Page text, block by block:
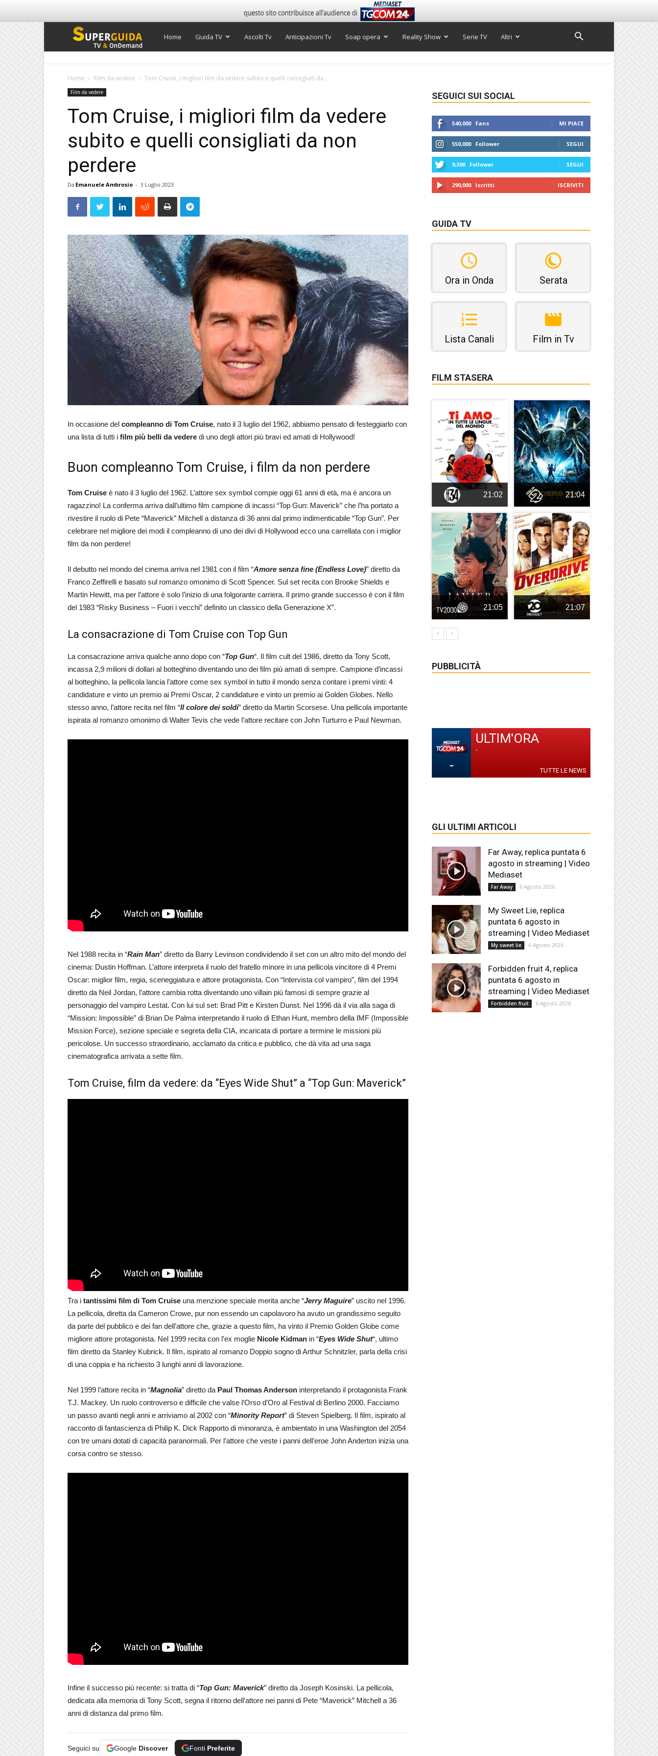
Super
Home Guida TV Ascolti Tv Anticipazioni Tv Soap opera Reality Show Serie TV Altri
Home Film da vedere Tom Cruise, i migliori film da vedere subito e quelli consigliati da...
Film da vedere
Tom Cruise, i migliori film da vedere
subito e quelli consigliati da non
perdere
Da Emanuele Ambrosio - 3 Luglio 2023
In occasione del compleanno di Tom Cruise, nato il 3 luglio del 1962, abbiamo pensato di festeggiarlo con
una lista di tutti i film più belli da vedere di uno degli attori più bravi ed amati di Hollywood!
Buon compleanno Tom Cruise, i film da non perdere
Tom Cruise è nato il 3 luglio del 1962. L’attore sex symbol compie oggi 61 anni di età, ma è ancora un
ragazzino! La conferma arriva dall’ultimo film campione di incassi “Top Gun: Maverick” che l’ha portato a
rivestire il ruolo di Pete “Maverick” Mitchell a distanza di 36 anni dal primo indimenticabile “Top Gun”. Per
celebrare nel migliore dei modi il compleanno di uno dei divi di Hollywood ecco una carrellata con i miglior
film da non perdere!
Il debutto nel mondo del cinema arriva nel 1981 con il film “Amore senza fine (Endless Love)” diretto da
Franco Zeffirelli e basato sul romanzo omonimo di Scott Spencer. Sul set recita con Brooke Shields e
Martin Hewitt, ma per l’attore è solo l’inizio di una folgorante carriera. Il primo grande successo è con il film
del 1983 “Risky Business – Fuori i vecchi” definito un classico della Generazione X”.
La consacrazione di Tom Cruise con Top Gun
La consacrazione arriva qualche anno dopo con “Top Gun“. Il film cult del 1986, diretto da Tony Scott,
incassa 2,9 milioni di dollari al botteghino diventando uno dei film più amati di sempre. Campione d’incassi
al botteghino, la pellicola lancia l’attore come sex symbol in tutto il mondo senza contare i premi vinti: 4
candidature e vinto un premio ai Premi Oscar, 2 candidature e vinto un premio ai Golden Globes. Nello
stesso anno, l’attore recita nel film “Il colore dei soldi” diretto da Martin Scorsese. Una pellicola importante
ispirata al romanzo omonimo di Walter Tevis che vede l’attore recitare con John Turturro e Paul Newman.
Nel 1988 recita in “Rain Man” diretto da Barry Levinson condividendo il set con un altro mito del mondo del
cinema: Dustin Hoffman. L’attore interpreta il ruolo del fratello minore in una pellicola vincitore di 4 Premi
Oscar: miglior film, regia, sceneggiatura e attore protagonista. Con “Intervista col vampiro”, film del 1994
diretto da Neil Jordan, l’attore cambia rotta diventando uno villain più famosi di sempre grazie al
personaggio del vampiro Lestat. Con lui sul set: Brad Pitt e Kirsten Dunst. Nel 1996 dà il via alla saga di
“Mission: Impossible” di Brian De Palma interpretando il ruolo di Ethan Hunt, membro della IMF (Impossible
Mission Force), sezione speciale e segreta della CIA, incaricata di portare a termine le missioni più
pericolose. Un successo straordinario, acclamato da critica e pubblico, che dà vita ad una saga
cinematografica arrivata a sette film.
Tom Cruise, film da vedere: da “Eyes Wide Shut” a “Top Gun: Maverick”
Tra i tantissimi film di Tom Cruise una menzione speciale merita anche “Jerry Maguire” uscito nel 1996.
La pellicola, diretta da Cameron Crowe, pur non essendo un capolavoro ha avuto un grandissimo seguito
da parte del pubblico e dei fan dell’attore che, grazie a questo film, ha vinto il Premio Golden Globe come
migliore attore protagonista. Nel 1999 recita con l’ex moglie Nicole Kidman in “Eyes Wide Shut“, ultimo
film diretto da Stanley Kubrick. Il film, ispirato al romanzo Doppio sogno di Arthur Schnitzler, parla della crisi
di una coppia e ha richiesto 3 lunghi anni di lavorazione.
Nel 1999 l’attore recita in “Magnolia” diretto da Paul Thomas Anderson interpretando il protagonista Frank
T.J. Mackey. Un ruolo controverso e difficile che valse l’Orso d’Oro al Festival di Berlino 2000. Facciamo
un passo avanti negli anni e arriviamo al 2002 con “Minority Report” di Steven Spielberg. Il film, ispirato al
racconto di fantascienza di Philip K. Dick Rapporto di minoranza, è ambientato in una Washington del 2054
con tre umani dotati di capacità paranormali. Per l’attore che veste i panni dell’eroe John Anderton inizia una
corsa contro se stesso.
Infine il successo più recente: si tratta di “Top Gun: Maverick” diretto da Joseph Kosinski. La pellicola,
dedicata alla memoria di Tony Scott, segna il ritorno dell’attore nei panni di Pete “Maverick” Mitchell a 36
anni di distanza dal primo film.
Seguici su Google Discover Fonti Preferite
SEGUICI SUI SOCIAL
540,000 Fans MI PIACE
550,000 Follower SEGUI
9,300 Follower SEGUI
290,000 Iscritti ISCRIVITI
GUIDA TV
Ora in Onda Serata
Lista Canali Film in Tv
FILM STASERA
21:02 21:04
21:05 21:07
PUBBLICITÀ
-
ULTIM'ORA
-
TUTTE LE NEWS
GLI ULTIMI ARTICOLI
Far Away, replica puntata 6
agosto in streaming | Video
Mediaset
Far Away 6 Agosto 2026
My Sweet Lie, replica
puntata 6 agosto in
streaming | Video Mediaset
My sweet lie 6 Agosto 2026
Forbidden fruit 4, replica
puntata 6 agosto in
streaming | Video Mediaset
Forbidden fruit 6 Agosto 2026